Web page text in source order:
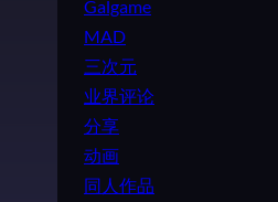
Galgame
MAD
三次元
业界评论
分享
动画
同人作品